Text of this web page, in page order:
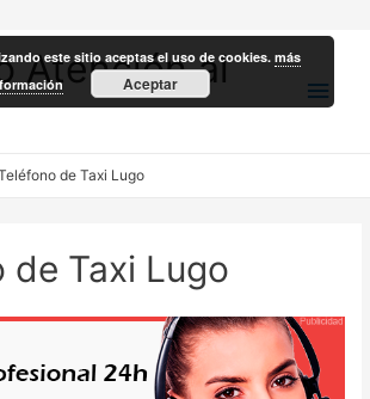
Atención al
de Taxi Lugo
de Taxi Lugo
este sitio aceptas el uso de cookies.más
Aceptar